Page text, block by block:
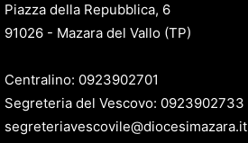
Piazza della Repubblica, 6
91026 - Mazara del Vallo (TP)
Centralino: 0923902701
Segreteria del Vescovo: 0923902733
segreteriavescovile@diocesimazara.it